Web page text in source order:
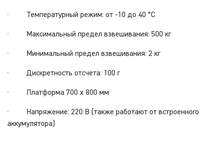
· Температурный режим: от -10 до 40 °С
· Максимальный предел взвешивания: 500 кг
· Минимальный предел взвешивания: 2 кг
· Дискретность отсчета: 100 г
· Платформа 700 х 800 мм
· Напряжение: 220 В (также работают от встроенного
аккумулятора)